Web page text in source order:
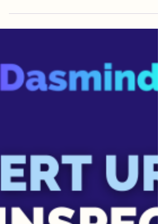
conquérir ce nouveau canal de vente ultra-
L’administratif qui commençait à peser lourd
face à leur succès.